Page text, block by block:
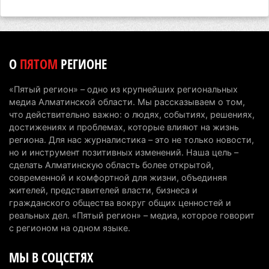
отходы: пожар охватил 300 квадратных метров
увидеть долги своего дома в квитанциях за свет
7 августа 2026 г. 06:28 269
В Алматинской области отменили приговор за
наркотики из-за того, что подсудимому не дали
последнее слово
6 августа 2026 г. 17:04
Проезд по БАКАД резко подорожал: в
Алматинской области начали действовать новые
6 августа 2026 г. 14:36
ОПЯТОМ РЕГИОНЕ
«Пятый регион» – одно из крупнейших региональных
медиа Алматинской области. Мы рассказываем о том,
что действительно важно: о людях, событиях, решениях,
достижениях и проблемах, которые влияют на жизнь
региона. Для нас журналистика – это не только новости,
но и инструмент позитивных изменений. Наша цель –
сделать Алматинскую область более открытой,
современной и комфортной для жизни, объединяя
жителей, представителей власти, бизнеса и
гражданского общества вокруг общих ценностей и
реальных дел. «Пятый регион» – медиа, которое говорит
с регионом на одном языке.
МЫ В СОЦСЕТЯХ